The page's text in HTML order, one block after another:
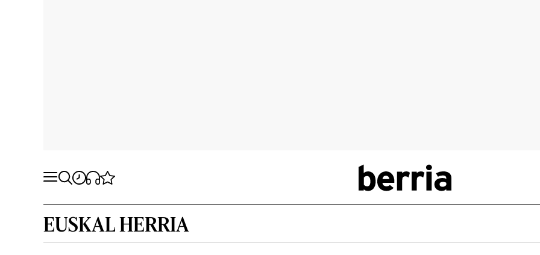
EUSKAL HERRIA